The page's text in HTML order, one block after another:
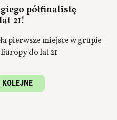
półfinalistę
21!
pierwsze miejsce w grupie
do lat 21
KOLEJNE